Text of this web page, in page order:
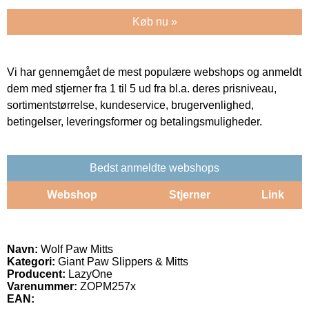
Køb nu »
Vi har gennemgået de mest populære webshops og anmeldt
dem med stjerner fra 1 til 5 ud fra bl.a. deres prisniveau,
sortimentstørrelse, kundeservice, brugervenlighed,
betingelser, leveringsformer og betalingsmuligheder.
Bedst anmeldte webshops
Webshop Stjerner Link
Navn: Wolf Paw Mitts
Kategori: Giant Paw Slippers & Mitts
Producent: LazyOne
Varenummer: ZOPM257x
EAN: